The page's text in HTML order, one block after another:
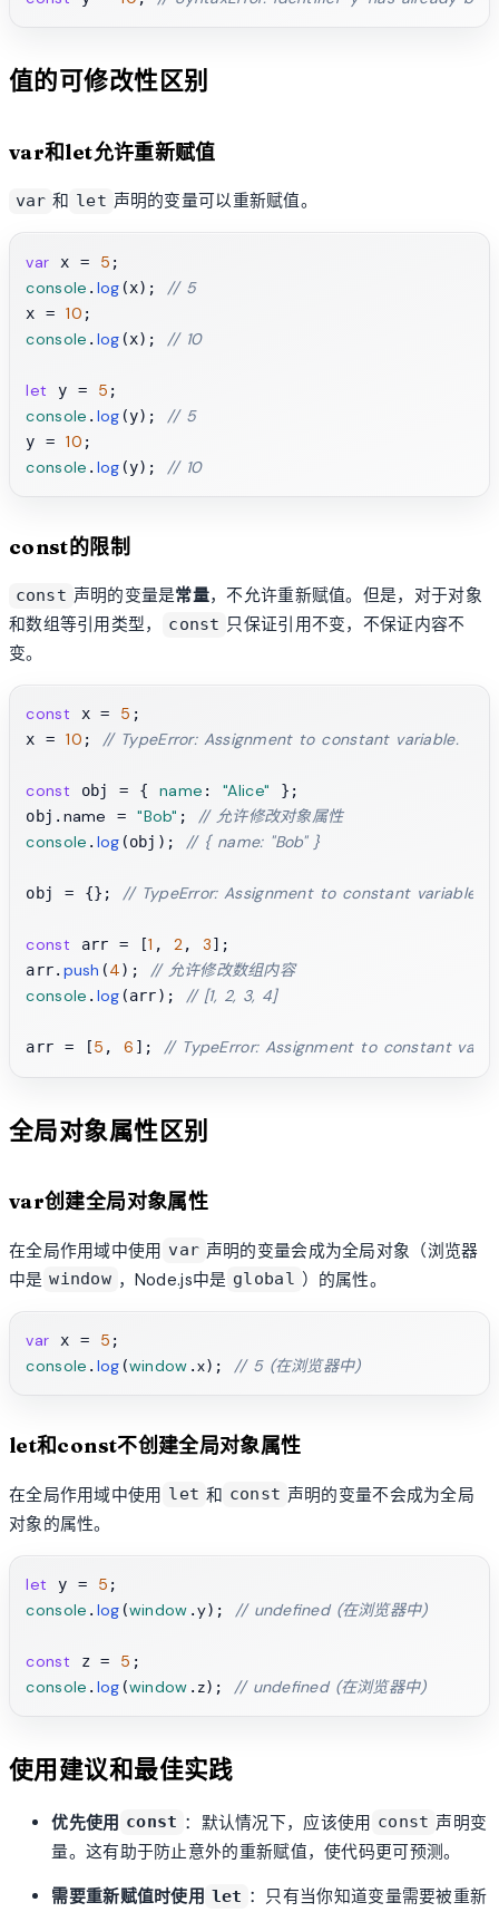
值的可修改性区别
var和let允许重新赋值
var 和 let 声明的变量可以重新赋值。
var x = 5
console . log (x); // 5
x = 10
console . log (x); // 10
let y = 5
console . log (y); // 5
y = 10
console . log (y); // 10
const的限制
const 声明的变量是常量，不允许重新赋值。但是，对于对象
和数组等引用类型，
const 只保证引用不变，不保证内容不
变。
const x = 5 ;
x = 10 ; // TypeError: Assignment to constant variable.
const obj = { name : "Alice" };
obj. name = "Bob" ; // 允许修改对象属性
console . log (obj); // { name: "Bob" }
obj = {}; // TypeError: Assignment to constant variable.
const arr = [1 , 2, 3];
arr. push (4); // 允许修改数组内容
console . log (arr); // [1, 2, 3, 4]
arr = [5 , 6 ]; // TypeError: Assignment to constant
全局对象属性区别
var创建全局对象属性
在全局作用域中使用 var 声明的变量会成为全局对象（浏览器
中是 window ，Node.js中是 global ）的属性。
var x = 5
console . log (window .x); // 5 (在浏览器中)
let和const不创建全局对象属性
在全局作用域中使用 let 和 const 声明的变量不会成为全局
对象的属性。
let y = 5
console . log (window .y); // undefined (在浏览器中)
const z = 5
console . log (window . z); // undefined (在浏览器中)
使用建议和最佳实践
优先使用 const ：默认情况下，应该使用 const 声明变
量。这有助于防止意外的重新赋值，使代码更可预测。
需要重新赋值时使用 let ：只有当你知道变量需要被重新